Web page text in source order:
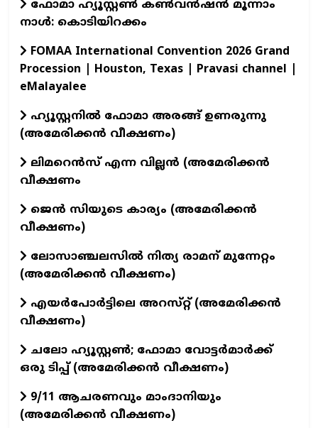
ഫോമാ ഹ്യൂസ്റ്റൺ കൺവൻഷൻ മൂന്നാം
നാൾ: കൊടിയിറക്കം
FOMAA International Convention 2026 Grand
Procession | Houston, Texas | Pravasi channel |
eMalayalee
ഹ്യൂസ്റ്റനിൽ ഫോമാ അരങ്ങ് ഉണരുന്നു
(അമേരിക്കൻ വീക്ഷണം)
ലിമറെൻസ് എന്ന വില്ലൻ (അമേരിക്കൻ
വീക്ഷണം
ജെൻ സിയുടെ കാര്യം (അമേരിക്കൻ
വീക്ഷണം)
ലോസാഞ്ചലസിൽ നിത്യ രാമന് മുന്നേറ്റം
(അമേരിക്കൻ വീക്ഷണം)
എയർപോർട്ടിലെ അറസ്‌റ്റ് (അമേരിക്കൻ
വീക്ഷണം)
ചലോ ഹ്യൂസ്റ്റൺ; ഫോമാ വോട്ടർമാർക്ക്
ഒരു ടിപ്പ് (അമേരിക്കൻ വീക്ഷണം)
9/11 ആചരണവും മാംദാനിയും
(അമേരിക്കൻ വീക്ഷണം)